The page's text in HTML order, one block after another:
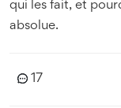
qui les fait, et
absolue.
17